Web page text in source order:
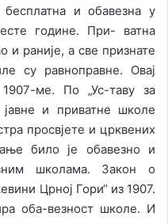
и обавезна у
године. При- ватна
и раније, а све признате
су равноправне. Овај
ме. По „Ус-таву за
и приватне школе
просвјете и црквених
било је обавезно и
школама. Закон о
Црној Гори“ из 1907.
оба-везност школе. И